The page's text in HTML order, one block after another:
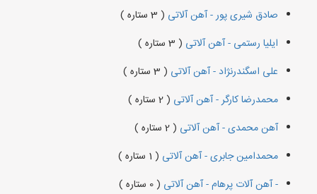
صادق شیری پور - آهن آلاتی ( 3 ستاره )
ایلیا رستمی - آهن آلاتی ( 3 ستاره )
علی اسگندرنژاد - آهن آلاتی ( 3 ستاره )
محمدرضا کارگر - آهن آلاتی ( 2 ستاره )
آهن محمدی - آهن آلاتی ( 2 ستاره )
محمدامین جابری - آهن آلاتی ( 1 ستاره )
- آهن آلات پرهام - آهن آلاتی ( 0 ستاره )